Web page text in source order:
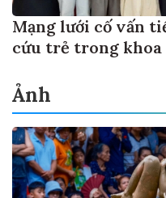
Mạng lưới cố vấn
cứu trẻ trong khoa
Ảnh